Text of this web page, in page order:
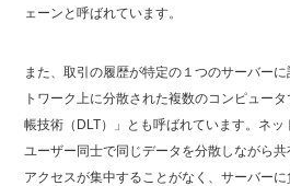
ェーンと呼ばれています。
また、取引の履歴が特定の１つのサーバー
トワーク上に分散された複数のコンピュー
帳技術（DLT）」とも呼ばれています。ネ
ユーザー同士で同じデータを分散しながら
アクセスが集中することがなく、サーバーに